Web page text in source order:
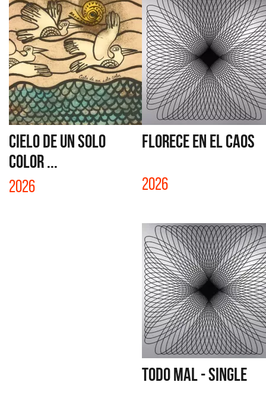
CIELO DE UN SOLO
COLOR ...
2026
FLORECE EN EL CAOS
2026
TODO MAL - SINGLE